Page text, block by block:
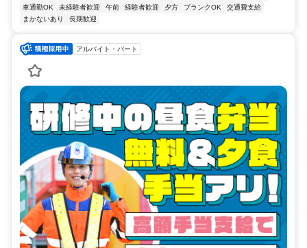
車通勤OK
未経験者歓迎 午前 経験者歓迎 夕方 ブランクOK
交通費支給
まかないあり
長期歓迎
アルバイト・パート